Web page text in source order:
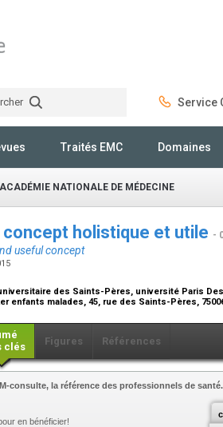
Service
Traités EMC Domaines
NATIONALE DE MÉDECINE
concept holistique et utile -
useful concept
des Saints-Pères, université Paris
enfants malades, 45, rue des Saints-Pères,
clés
Figures Références
consulte, la référence des professionnels de santé.
en bénéficier!